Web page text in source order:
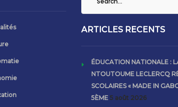
ARTICLES RECENTS
ÉDUCATION NATIONALE :
NTOUTOUME LECLERCQ
SCOLAIRES « MADE IN
5ÈME 5 août 2026